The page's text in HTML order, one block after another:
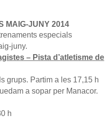
MAIG-JUNY 2014
especials
juny.
– Pista d’atletisme de
grups. Partim a les 17,15 h
a sopar per Manacor.
h